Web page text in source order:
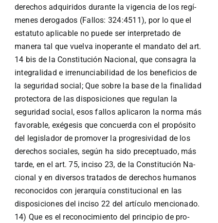
derechos adquiridos durante la vigencia de los regí­
menes derogados (Fallos: 324:4511), por lo que el
estatuto aplicable no puede ser interpretado de
manera tal que vuelva inoperante el mandato del art.
14 bis de la Cons­titución Nacional, que consagra la
integralidad e irrenuncia­bilidad de los beneficios de
la seguridad social; Que sobre la base de la finalidad
protectora de las disposiciones que regulan la
seguridad social, esos fallos aplicaron la norma más
favorable, exégesis que con­cuerda con el propósito
del legislador de promover la progre­sividad de los
derechos sociales, según ha sido preceptuado, más
tarde, en el art. 75, inciso 23, de la Constitución Na­
cional y en diversos tratados de derechos humanos
reconocidos con jerarquí­a constitucional en las
disposiciones del inciso 22 del artí­culo mencionado.
14) Que es el reconocimiento del principio de pro­